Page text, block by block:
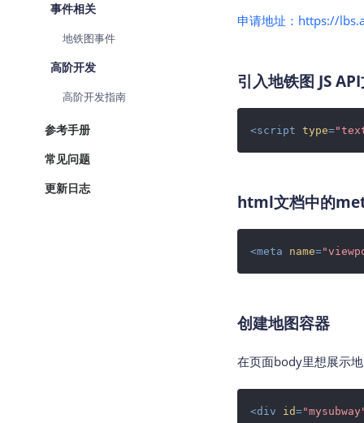
事件相关
地铁图事件
高阶开发
高阶开发指南
参考手册
常见问题
更新日志
申请地址：https://
引入地铁图 JS
<script type=
html文档中的
<meta name=
创建地图容器
在页面body里想展示
<div id=